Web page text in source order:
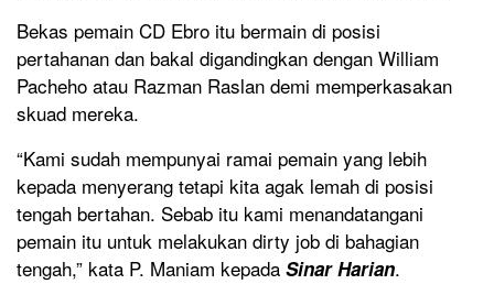
Bekas pemain CD Ebro itu bermain di posisi
pertahanan dan bakal digandingkan dengan William
Pacheho atau Razman Raslan demi memperkasakan
skuad mereka.
“Kami sudah mempunyai ramai pemain yang lebih
kepada menyerang tetapi kita agak lemah di posisi
tengah bertahan. Sebab itu kami menandatangani
pemain itu untuk melakukan dirty job di bahagian
tengah,” kata P. Maniam kepada Sinar Harian.